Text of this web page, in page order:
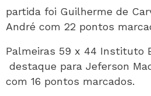
partida foi Guilherme de
André com 22 pontos
Palmeiras 59 x 44 Instituto
destaque para Jeferson
com 16 pontos marcados.